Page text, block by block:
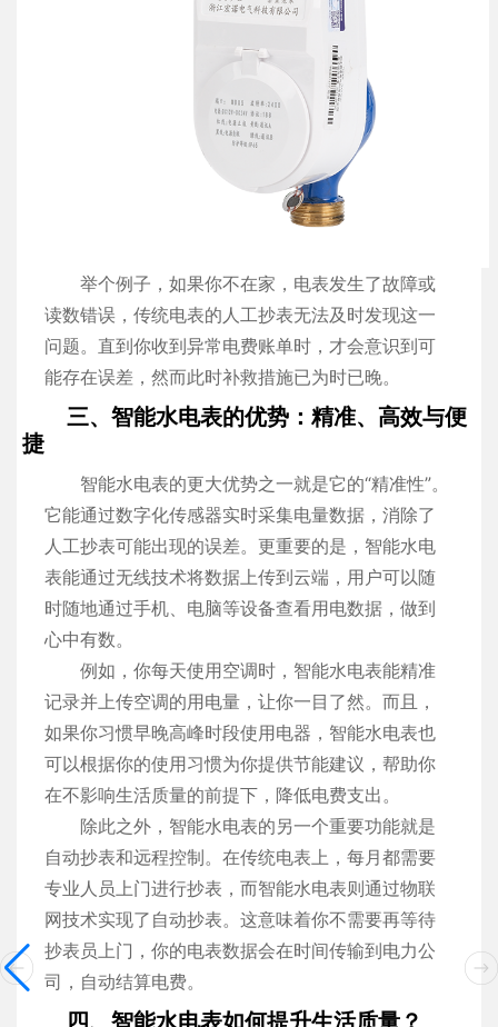
举个例子，如果你不在家，电表发生了故障或
读数错误，传统电表的人工抄表无法及时发现这一
问题。直到你收到异常电费账单时，才会意识到可
能存在误差，然而此时补救措施已为时已晚。
三、智能水电表的优势：精准、高效与便
捷
智能水电表的更大优势之一就是它的“精准性”。
它能通过数字化传感器实时采集电量数据，消除了
人工抄表可能出现的误差。更重要的是，智能水电
表能通过无线技术将数据上传到云端，用户可以随
时随地通过手机、电脑等设备查看用电数据，做到
心中有数。
例如，你每天使用空调时，智能水电表能精准
记录并上传空调的用电量，让你一目了然。而且，
如果你习惯早晚高峰时段使用电器，智能水电表也
可以根据你的使用习惯为你提供节能建议，帮助你
在不影响生活质量的前提下，降低电费支出。
除此之外，智能水电表的另一个重要功能就是
自动抄表和远程控制。在传统电表上，每月都需要
专业人员上门进行抄表，而智能水电表则通过物联
网技术实现了自动抄表。这意味着你不需要再等待
抄表员上门，你的电表数据会在时间传输到电力公
司，自动结算电费。
四、智能水电表如何提升生活质量？